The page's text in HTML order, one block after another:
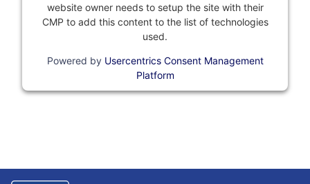
website owner needs to setup the site with their
CMP to add this content to the list of technologies
used.
Powered by Usercentrics Consent Management
Platform